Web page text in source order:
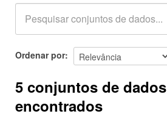
Ordenar por
5 conjuntos de dados
encontrados